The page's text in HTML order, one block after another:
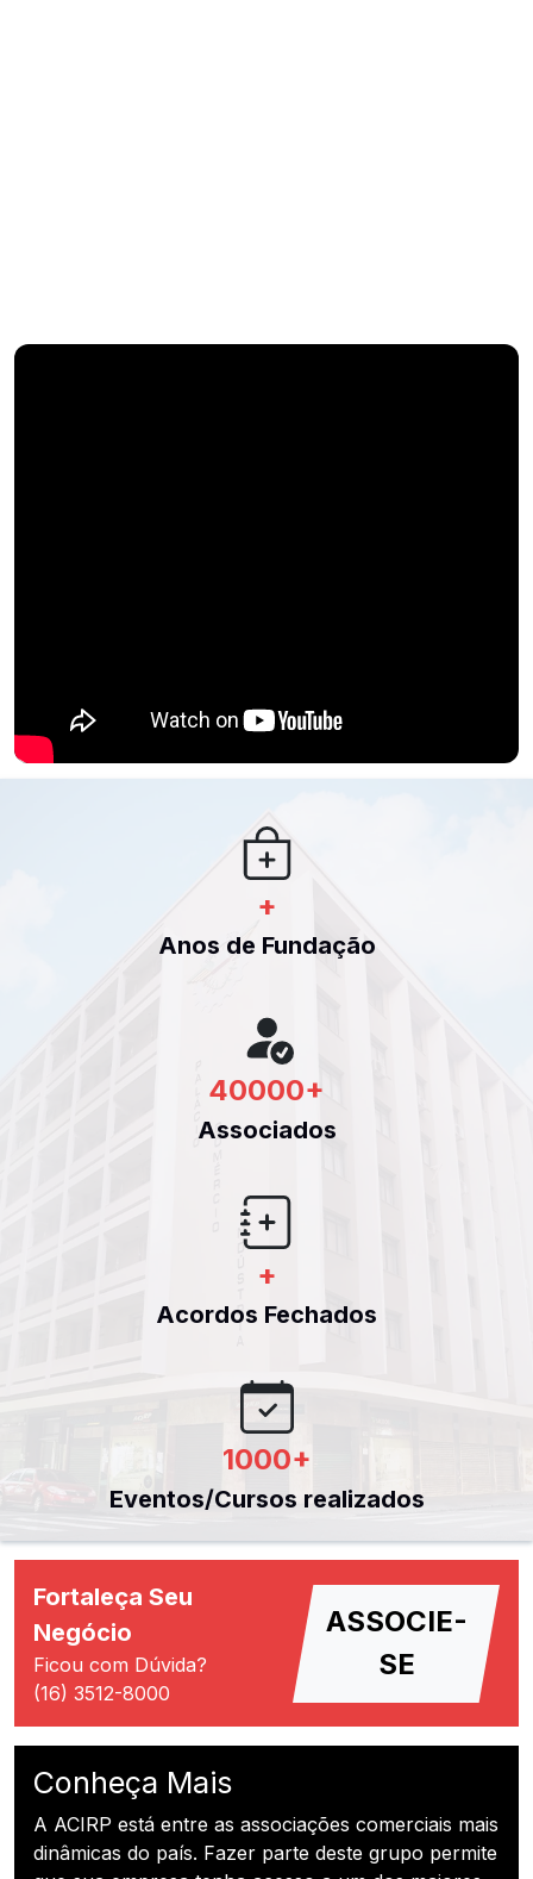
+
Anos de Fundação
40000+
Associados
+
Acordos Fechados
1000+
Eventos/Cursos realizados
Fortaleça Seu
Negócio
Ficou com Dúvida?
(16) 3512-8000
ASSOCIE-
SE
Conheça Mais
A ACIRP está entre as associações comerciais mais
dinâmicas do país. Fazer parte deste grupo permite